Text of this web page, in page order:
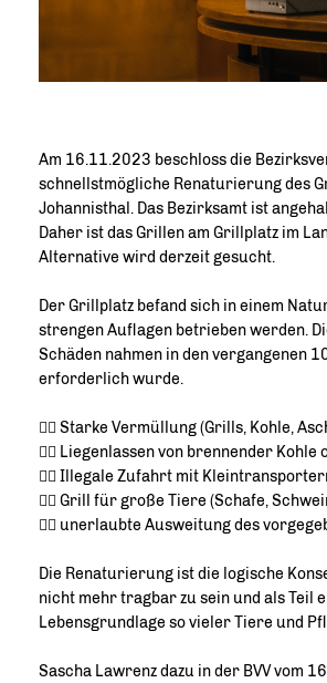
Am 16.11.2023 beschloss die
schnellstmögliche Renaturierung des
Johannisthal. Das Bezirksamt ist
Daher ist das Grillen am Grillplatz im
Alternative wird derzeit gesucht.
Der Grillplatz befand sich in einem
strengen Auflagen betrieben werden.
Schäden nahmen in den vergangenen
erforderlich wurde.
👎🏻 Starke Vermüllung (Grills, Kohle,
👎🏻 Liegenlassen von brennender
👎🏻 Illegale Zufahrt mit
👎🏻 Grill für große Tiere (Schafe,
👎🏻 unerlaubte Ausweitung des
Die Renaturierung ist die logische
nicht mehr tragbar zu sein und als Teil
Lebensgrundlage so vieler Tiere und
Sascha Lawrenz dazu in der BVV vom